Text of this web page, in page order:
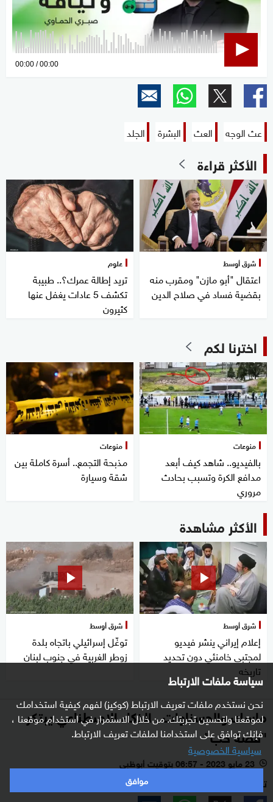
سياسة ملفات الارتباط
نحن نستخدم ملفات تعريف الارتباط (كوكيز) لفهم كيفية استخدامك
لموقعنا ولتحسين تجربتك. من خلال الاستمرار في استخدام موقعنا ،
فإنك توافق على استخدامنا لملفات تعريف الارتباط.
سياسية الخصوصية
موافق
0
00:00 00:00
عث الوجه العث البشرة الجلد
الأكثر قراءة
شرق أوسط
اعتقال "أبو مازن" ومقرب منه
بقضية فساد في صلاح الدين
علوم
تريد إطالة عمرك؟.. طبيبة
تكشف 5 عادات يغفل عنها
كثيرون
اخترنا لكم
منوعات
بالفيديو.. شاهد كيف أبعد
مدافع الكرة وتسبب بحادث
مروري
منوعات
مذبحة التجمع.. أسرة كاملة بين
شقة وسيارة
الأكثر مشاهدة
شرق أوسط
إعلام إيراني ينشر فيديو
لمجتبى خامنئي دون تحديد
تاريخه
شرق أوسط
توغّل إسرائيلي باتجاه بلدة
زوطر الغربية في جنوب لبنان
ماسك والحسناوات.. الذكاء الاصطناعي يبتكر
"قصة حب"
l 23 مايو 2023 - 06:57 بتوقيت أبوظبي
ترجمات - أبوظبي